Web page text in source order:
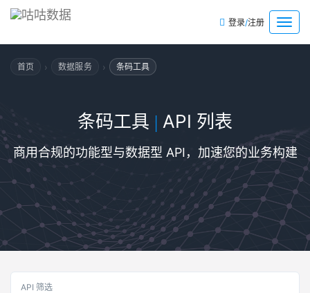
菜
单
登录/注册
首页 › 数据服务 › 条码工具
条码工具 | API 列表
商用合规的功能型与数据型 API，加速您的业务构建
API 筛选